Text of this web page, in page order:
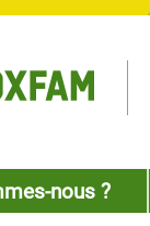
nous ?